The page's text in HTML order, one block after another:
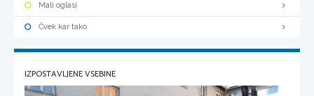
Mali oglasi
Čvek kar tako
IZPOSTAVLJENE VSEBINE